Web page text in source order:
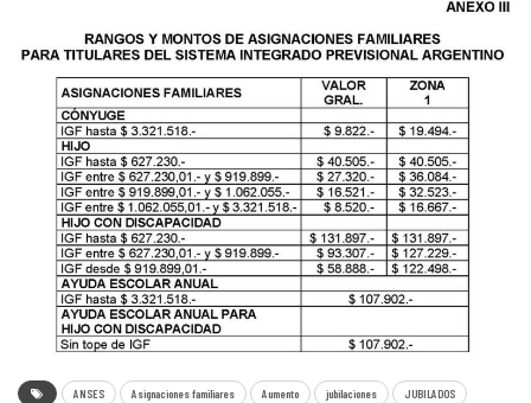
ANSES Asignaciones familiares Aumento jubilaciones JUBILADOS